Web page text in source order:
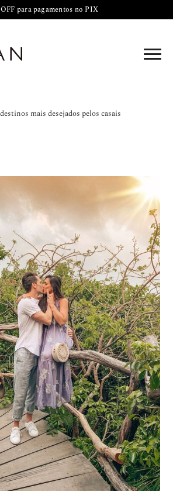
OFF para pagamentos no PIX
mais desejados pelos casais